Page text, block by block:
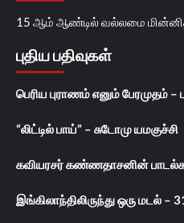
15 ஆம் ஆண்டில் வல்லமை
புதிய பதிவுகள்
பெரிய புராணம் எனும் பேரமுதம் –
“லிட்டில் பாய்” – சுடோமு யமகுச்சி
கவியரசர் கண்ணதாசனின்
இங்கிலாந்திலிருந்து ஒரு மடல் –